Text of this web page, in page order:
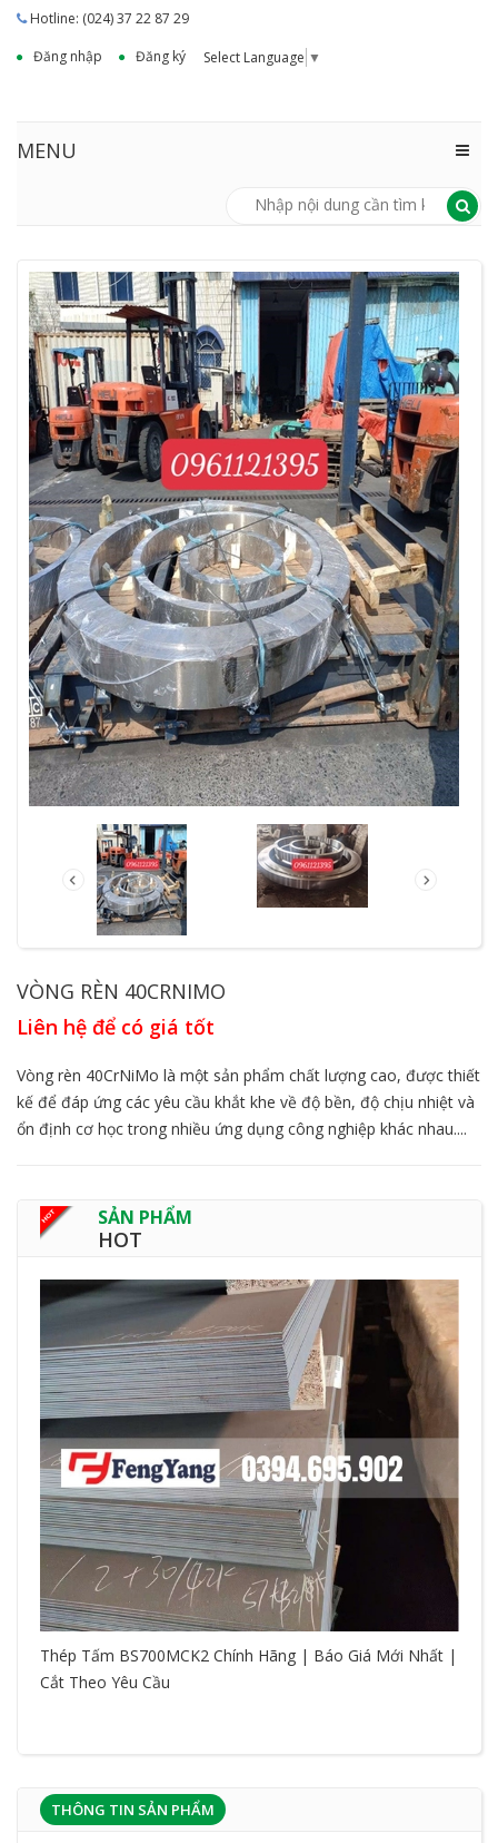
Hotline: (024) 37 22 87 29
Đăng nhập
Đăng ký Select Language ▼
MENU
VÒNG RÈN 40CRNIMO
Liên hệ để có giá tốt
Vòng rèn 40CrNiMo là một sản phẩm chất lượng cao, được thiết
kế để đáp ứng các yêu cầu khắt khe về độ bền, độ chịu nhiệt và
ổn định cơ học trong nhiều ứng dụng công nghiệp khác nhau....
SẢN PHẨM
HOT
Thép Tấm BS700MCK2 Chính Hãng | Báo Giá Mới Nhất |
Cắt Theo Yêu Cầu
THÔNG TIN SẢN PHẨM